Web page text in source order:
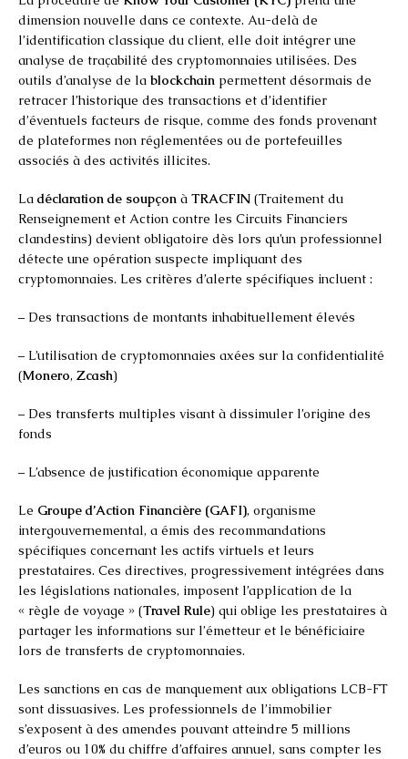
dimension nouvelle dans ce contexte. Au-delà de
l’identification classique du client, elle doit intégrer une
analyse de traçabilité des cryptomonnaies utilisées. Des
outils d’analyse de la blockchain permettent désormais de
retracer l’historique des transactions et d’identifier
d’éventuels facteurs de risque, comme des fonds provenant
de plateformes non réglementées ou de portefeuilles
associés à des activités illicites.
La déclaration de soupçon à TRACFIN (Traitement du
Renseignement et Action contre les Circuits Financiers
clandestins) devient obligatoire dès lors qu’un professionnel
détecte une opération suspecte impliquant des
cryptomonnaies. Les critères d’alerte spécifiques incluent :
– Des transactions de montants inhabituellement élevés
– L’utilisation de cryptomonnaies axées sur la confidentialité
(Monero, Zcash)
– Des transferts multiples visant à dissimuler l’origine des
fonds
– L’absence de justification économique apparente
Le Groupe d’Action Financière (GAFI), organisme
intergouvernemental, a émis des recommandations
spécifiques concernant les actifs virtuels et leurs
prestataires. Ces directives, progressivement intégrées dans
les législations nationales, imposent l’application de la
« règle de voyage » (Travel Rule) qui oblige les prestataires à
partager les informations sur l’émetteur et le bénéficiaire
lors de transferts de cryptomonnaies.
Les sanctions en cas de manquement aux obligations LCB-FT
sont dissuasives. Les professionnels de l’immobilier
s’exposent à des amendes pouvant atteindre 5 millions
d’euros ou 10% du chiffre d’affaires annuel, sans compter les